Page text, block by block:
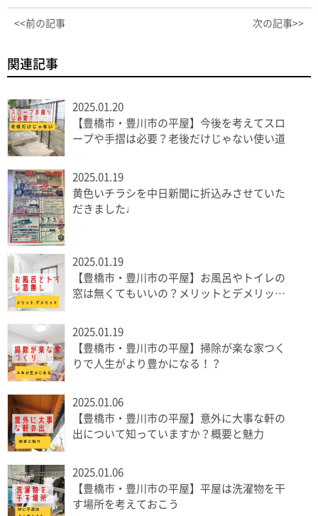
<<前の記事 次の記事>>
関連記事
2025.01.20
【豊橋市・豊川市の平屋】今後を考えてスロ
ープや手摺は必要？老後だけじゃない使い道
2025.01.19
黄色いチラシを中日新聞に折込みさせていた
だきました♩
2025.01.19
【豊橋市・豊川市の平屋】お風呂やトイレの
窓は無くてもいいの？メリットとデメリット
2025.01.19
【豊橋市・豊川市の平屋】掃除が楽な家つく
りで人生がより豊かになる！？
2025.01.06
【豊橋市・豊川市の平屋】意外に大事な軒の
出について知っていますか？概要と魅力
2025.01.06
【豊橋市・豊川市の平屋】平屋は洗濯物を干
す場所を考えておこう